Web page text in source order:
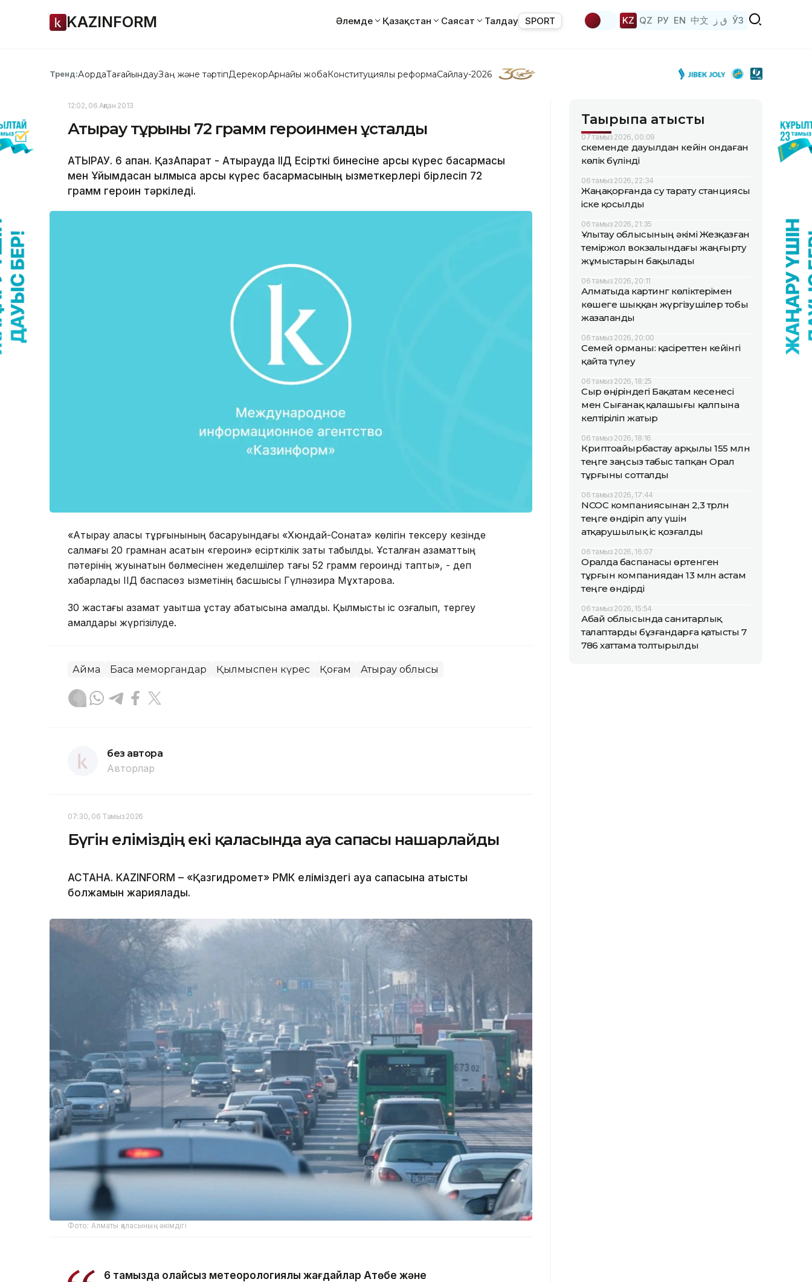
KAZINFORM Әлемде Қазақстан Саясат Талдау SPORT KZ QZ РУ EN 中文 ق ز ЎЗ
Тренд:АқордаТағайындауЗаң және тәртіпДерекқорАрнайы жобаКонституциялық реформаСайлау-2026
12:02, 06 Ақпан 2013
Атырау тұрғыны 72 грамм героинмен ұсталды
АТЫРАУ. 6 ақпан. ҚазАқпарат - Атырауда ІІД Есірткі бинесіне қарсы күрес басқармасы
мен Ұйымдасқан қылмысқа қарсы күрес басқармасының қызметкерлері бірлесіп 72
грамм героин тәркіледі.
«Атырау қаласы тұрғынының басқаруындағы «Хюндай-Соната» көлігін тексеру кезінде
салмағы 20 грамнан асатын «героин» есірткілік заты табылды. Ұсталған азаматтың
пәтерінің жуынатын бөлмесінен жеделшілер тағы 52 грамм героинді тапты», - деп
хабарлады ІІД баспасөз қызметінің басшысы Гүлнәзира Мұхтарова.
30 жастағы азамат уақытша ұстау абақтысына қамалды. Қылмыстық іс қозғалып, тергеу
амалдары жүргізілуде.
Аймақ Басқа меморгандар Қылмыспен күрес Қоғам Атырау облысы
без автора
Авторлар
07:30, 06 Тамыз 2026
Бүгін еліміздің екі қаласында ауа сапасы нашарлайды
АСТАНА. KAZINFORM – «Қазгидромет» РМК еліміздегі ауа сапасына қатысты
болжамын жариялады.
Фото: Алматы қаласының әкімдігі
6 тамызда қолайсыз метеорологиялық жағдайлар Ақтөбе және
Тақырыпқа қатысты
07 тамыз 2026, 00:09
Өскеменде дауылдан кейін ондаған
көлік бүлінді
06 тамыз 2026, 22:34
Жаңақорғанда су тарату станциясы
іске қосылды
06 тамыз 2026, 21:35
Ұлытау облысының әкімі Жезқазған
теміржол вокзалындағы жаңғырту
жұмыстарын бақылады
06 тамыз 2026, 20:11
Алматыда картинг көліктерімен
көшеге шыққан жүргізушілер тобы
жазаланды
06 тамыз 2026, 20:00
Семей орманы: қасіреттен кейінгі
қайта түлеу
06 тамыз 2026, 18:25
Сыр өңіріндегі Бақатам кесенесі
мен Сығанақ қалашығы қалпына
келтіріліп жатыр
06 тамыз 2026, 18:16
Криптоайырбастау арқылы 155 млн
теңге заңсыз табыс тапқан Орал
тұрғыны сотталды
06 тамыз 2026, 17:44
NCOC компаниясынан 2,3 трлн
теңге өндіріп алу үшін
атқарушылық іс қозғалды
06 тамыз 2026, 16:07
Оралда баспанасы өртенген
тұрғын компаниядан 13 млн астам
теңге өндірді
06 тамыз 2026, 15:54
Абай облысында санитарлық
талаптарды бұзғандарға қатысты 7
786 хаттама толтырылды